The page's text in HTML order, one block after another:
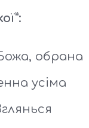
обрана
усіма